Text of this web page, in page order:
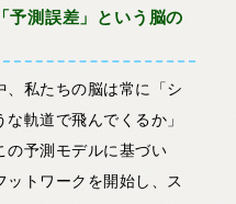
予測誤差」という脳の
、私たちの脳は常に「シ
軌道で飛んでくるか」
の予測モデルに基づい
トワークを開始し、ス